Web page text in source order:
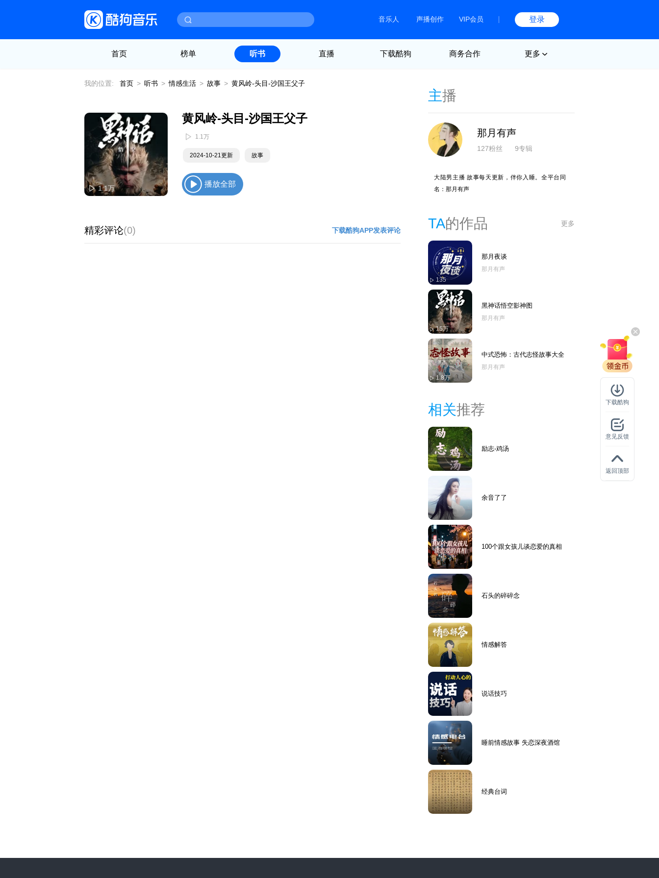
音乐人 声播创作 VIP会员 登录
首页 榜单 听书 直播 下载酷狗 商务合作 更多
我的位置: 首页 > 听书 > 情感生活 > 故事 > 黄风岭-头目-沙国王父子
1.1万
黄风岭-头目-沙国王父子
1.1万
2024-10-21更新 故事
播放全部
精彩评论(0) 下载酷狗APP发表评论
主播
那月有声
127粉丝 9专辑
大陆男主播 故事每天更新，伴你入睡。全平台同
名：那月有声
TA的作品 更多
135
那月夜谈
那月有声
15万
黑神话悟空影神图
那月有声
1.8万
中式恐怖：古代志怪故事大全
那月有声
相关推荐
励志-鸡汤
余音了了
100个跟女孩儿谈恋爱的真相
石头的碎碎念
情感解答
说话技巧
睡前情感故事 失恋深夜酒馆
经典台词
下载酷狗
意见反馈
返回顶部